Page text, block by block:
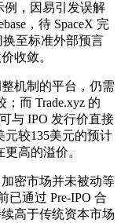
例，因易引发误解
，待 SpaceX 完
至标准外部预言
收敛。
机制的平台，仍需
而 Trade.xyz 的
与 IPO 发行价直接
元较135美元的预计
高的溢价。
密市场并未被动等
已通过 Pre-IPO 合
高于传统资本市场